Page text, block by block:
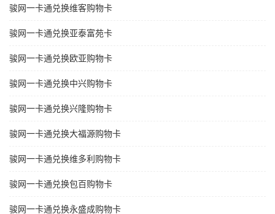
骏网一卡通兑换维客购物卡
骏网一卡通兑换亚泰富苑卡
骏网一卡通兑换欧亚购物卡
骏网一卡通兑换中兴购物卡
骏网一卡通兑换兴隆购物卡
骏网一卡通兑换大福源购物卡
骏网一卡通兑换维多利购物卡
骏网一卡通兑换包百购物卡
骏网一卡通兑换永盛成购物卡